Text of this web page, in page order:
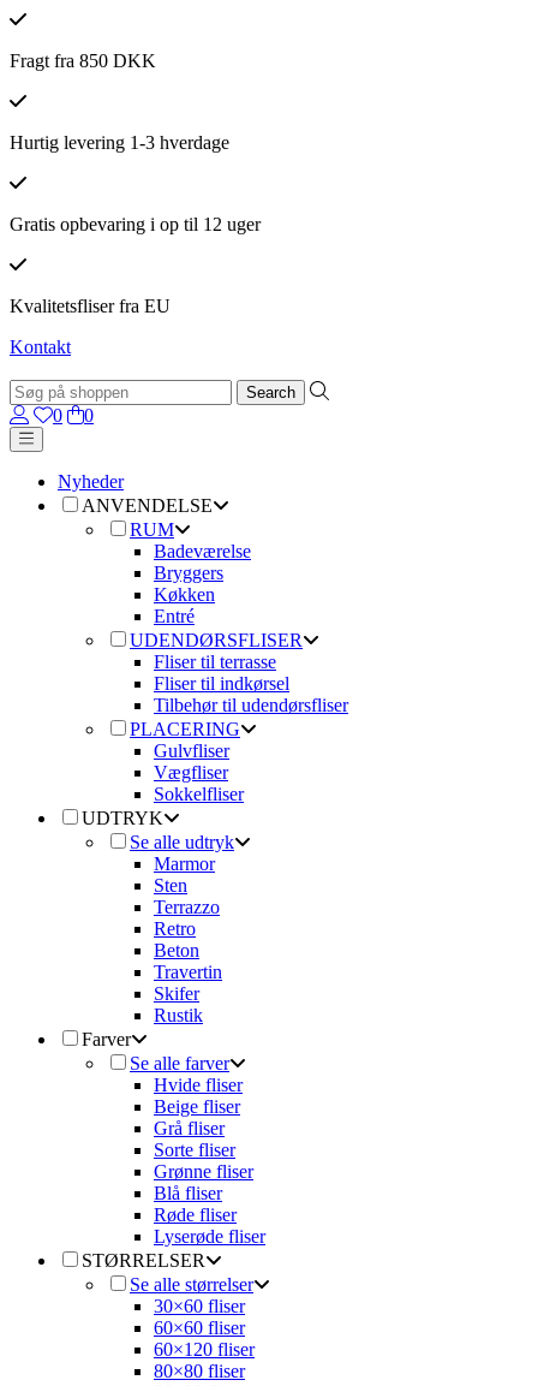
Fragt fra 850 DKK
Hurtig levering 1-3 hverdage
Gratis opbevaring i op til 12 uger
Kvalitetsfliser fra EU
Kontakt
0 0
Nyheder
ANVENDELSE
RUM
Badeværelse
Bryggers
Køkken
Entré
UDENDØRSFLISER
Fliser til terrasse
Fliser til indkørsel
Tilbehør til udendørsfliser
PLACERING
Gulvfliser
Vægfliser
Sokkelfliser
UDTRYK
Se alle udtryk
Marmor
Sten
Terrazzo
Retro
Beton
Travertin
Skifer
Rustik
Farver
Se alle farver
Hvide fliser
Beige fliser
Grå fliser
Sorte fliser
Grønne fliser
Blå fliser
Røde fliser
Lyserøde fliser
STØRRELSER
Se alle størrelser
30×60 fliser
60×60 fliser
60×120 fliser
80×80 fliser